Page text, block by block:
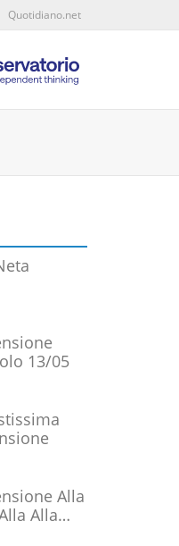
Quotidiano.net
13/05
Alla
Alla